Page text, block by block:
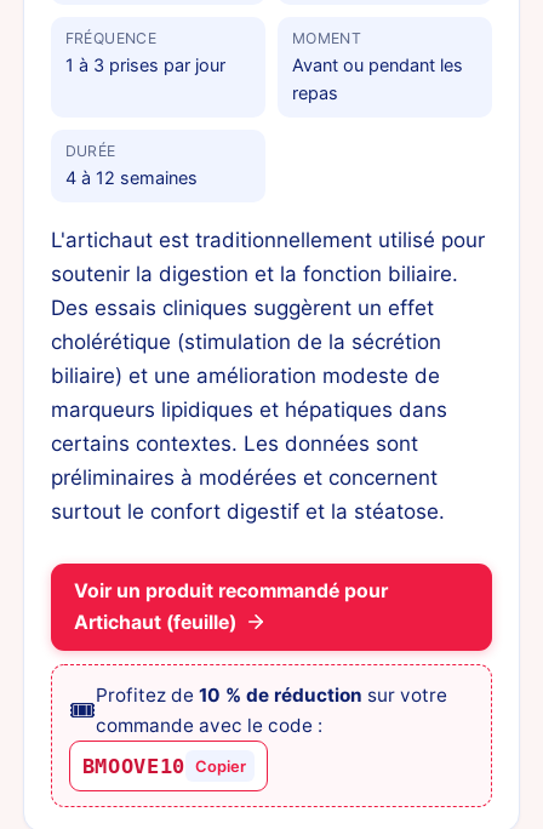
FRÉQUENCE
1 à 3 prises par jour
MOMENT
Avant ou pendant les
repas
DURÉE
4 à 12 semaines
L'artichaut est traditionnellement utilisé pour
soutenir la digestion et la fonction biliaire.
Des essais cliniques suggèrent un effet
cholérétique (stimulation de la sécrétion
biliaire) et une amélioration modeste de
marqueurs lipidiques et hépatiques dans
certains contextes. Les données sont
préliminaires à modérées et concernent
surtout le confort digestif et la stéatose.
Voir un produit recommandé pour
Artichaut (feuille)
🎟️Profitez de10 % de réduction sur votre
commande avec le code :
BMOOVE10 Copier